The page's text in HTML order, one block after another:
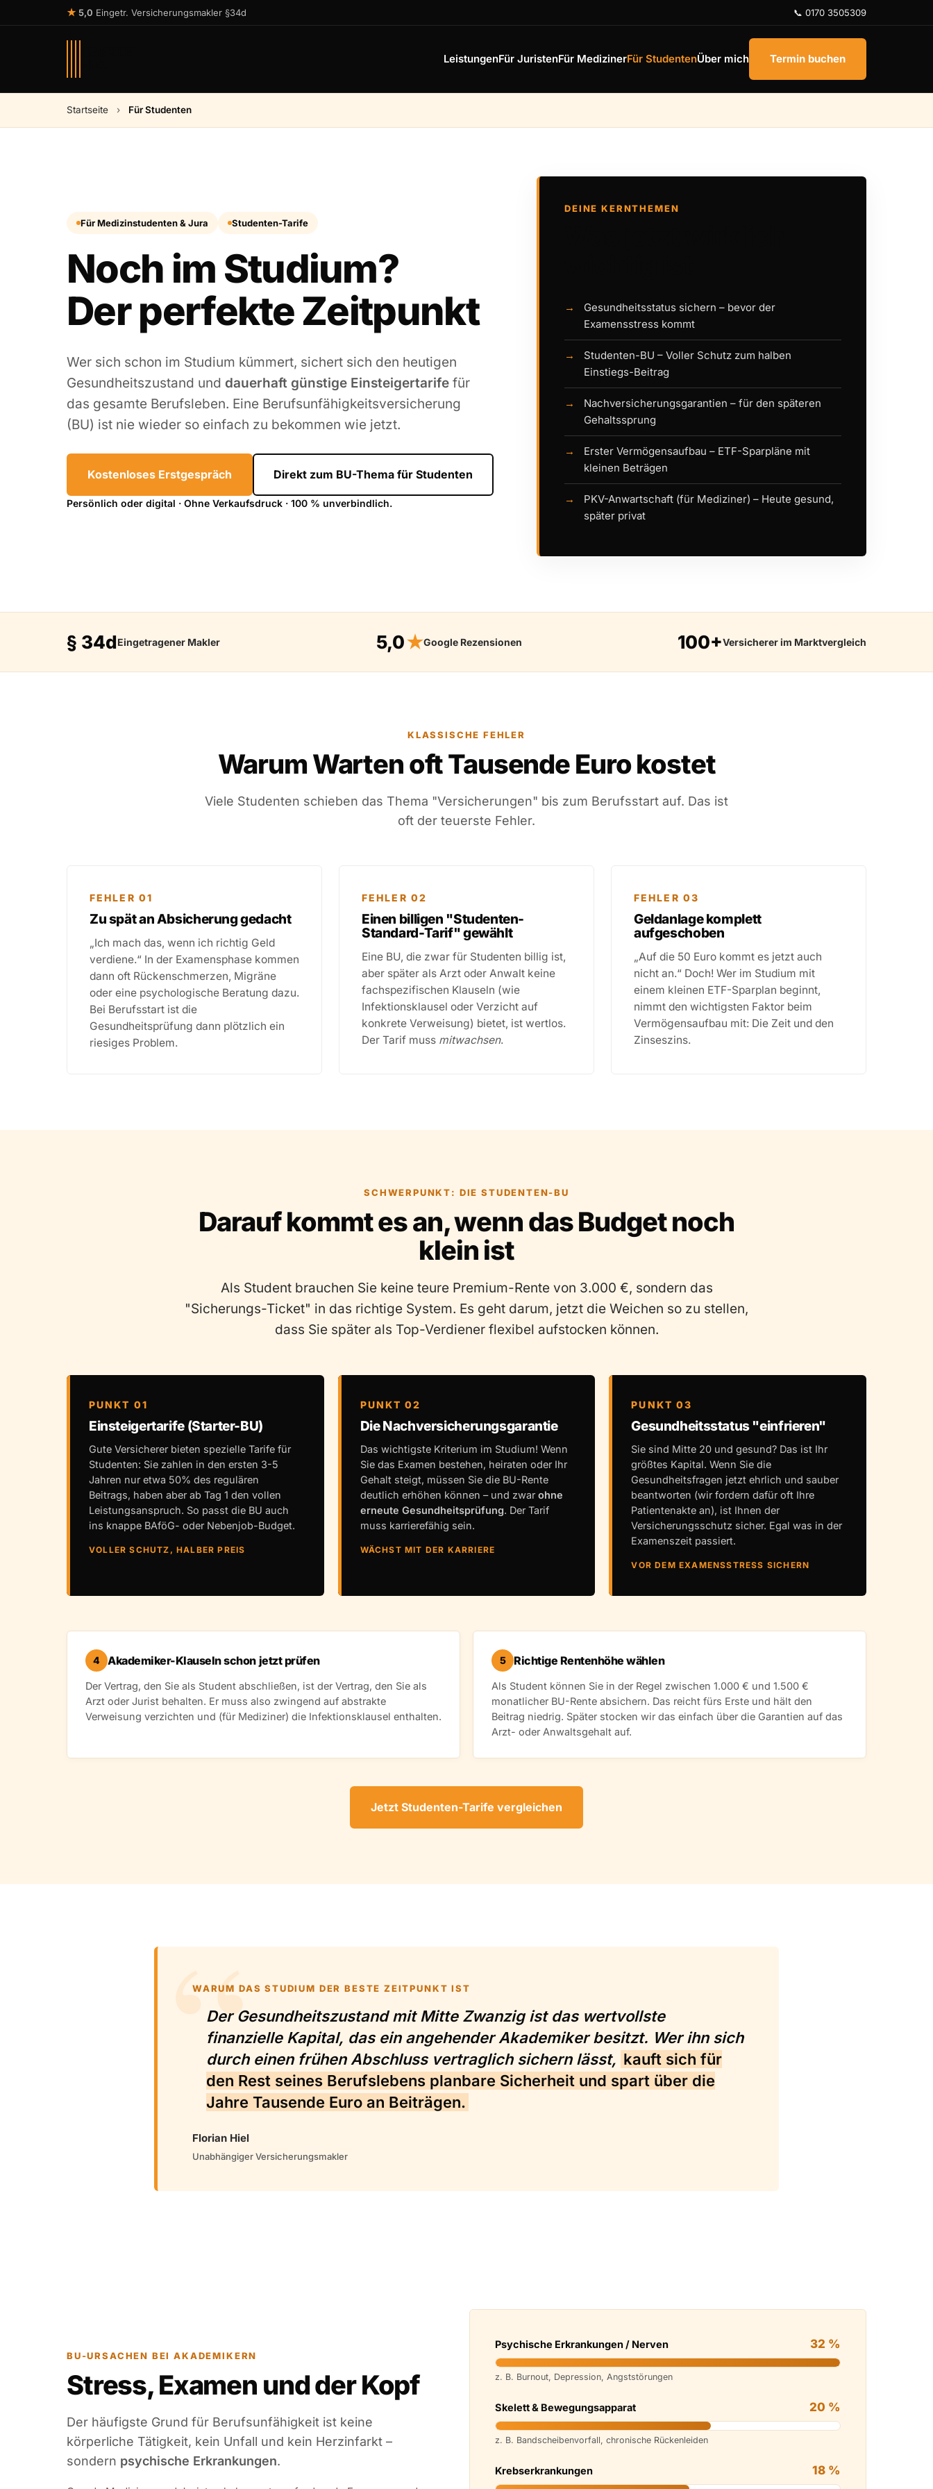
★ 5,0 Eingetr. Versicherungsmakler §34d 📞 0170 3505309
LeistungenFür JuristenFür MedizinerFür StudentenÜber mich Termin buchen
Startseite › Für Studenten
Für Medizinstudenten & Jura Studenten-Tarife
Noch im Studium?
Der perfekte Zeitpunkt
Wer sich schon im Studium kümmert, sichert sich den heutigen
Gesundheitszustand und dauerhaft günstige Einsteigertarife für
das gesamte Berufsleben. Eine Berufsunfähigkeitsversicherung
(BU) ist nie wieder so einfach zu bekommen wie jetzt.
Kostenloses Erstgespräch Direkt zum BU-Thema für Studenten
Persönlich oder digital · Ohne Verkaufsdruck · 100 % unverbindlich.
DEINE KERNTHEMEN
Gesundheitsstatus sichern – bevor der
Examensstress kommt
Studenten-BU – Voller Schutz zum halben
Einstiegs-Beitrag
Nachversicherungsgarantien – für den späteren
Gehaltssprung
Erster Vermögensaufbau – ETF-Sparpläne mit
kleinen Beträgen
PKV-Anwartschaft (für Mediziner) – Heute gesund,
später privat
§ 34dEingetragener Makler 5,0★Google Rezensionen 100+Versicherer im Marktvergleich
KLASSISCHE FEHLER
Warum Warten oft Tausende Euro kostet
Viele Studenten schieben das Thema "Versicherungen" bis zum Berufsstart auf. Das ist
oft der teuerste Fehler.
FEHLER 01
Zu spät an Absicherung gedacht
„Ich mach das, wenn ich richtig Geld
verdiene.“ In der Examensphase kommen
dann oft Rückenschmerzen, Migräne
oder eine psychologische Beratung dazu.
Bei Berufsstart ist die
Gesundheitsprüfung dann plötzlich ein
riesiges Problem.
FEHLER 02
Einen billigen "Studenten-
Standard-Tarif" gewählt
Eine BU, die zwar für Studenten billig ist,
aber später als Arzt oder Anwalt keine
fachspezifischen Klauseln (wie
Infektionsklausel oder Verzicht auf
konkrete Verweisung) bietet, ist wertlos.
Der Tarif muss mitwachsen.
FEHLER 03
Geldanlage komplett
aufgeschoben
„Auf die 50 Euro kommt es jetzt auch
nicht an.“ Doch! Wer im Studium mit
einem kleinen ETF-Sparplan beginnt,
nimmt den wichtigsten Faktor beim
Vermögensaufbau mit: Die Zeit und den
Zinseszins.
SCHWERPUNKT: DIE STUDENTEN-BU
Darauf kommt es an, wenn das Budget noch
klein ist
Als Student brauchen Sie keine teure Premium-Rente von 3.000 €, sondern das
"Sicherungs-Ticket" in das richtige System. Es geht darum, jetzt die Weichen so zu stellen,
dass Sie später als Top-Verdiener flexibel aufstocken können.
PUNKT 01
Einsteigertarife (Starter-BU)
Gute Versicherer bieten spezielle Tarife für
Studenten: Sie zahlen in den ersten 3-5
Jahren nur etwa 50% des regulären
Beitrags, haben aber ab Tag 1 den vollen
Leistungsanspruch. So passt die BU auch
ins knappe BAföG- oder Nebenjob-Budget.
VOLLER SCHUTZ, HALBER PREIS
PUNKT 02
Die Nachversicherungsgarantie
Das wichtigste Kriterium im Studium! Wenn
Sie das Examen bestehen, heiraten oder Ihr
Gehalt steigt, müssen Sie die BU-Rente
deutlich erhöhen können – und zwarohne
erneute Gesundheitsprüfung. Der Tarif
muss karrierefähig sein.
WÄCHST MIT DER KARRIERE
PUNKT 03
Gesundheitsstatus "einfrieren"
Sie sind Mitte 20 und gesund? Das ist Ihr
größtes Kapital. Wenn Sie die
Gesundheitsfragen jetzt ehrlich und sauber
beantworten (wir fordern dafür oft Ihre
Patientenakte an), ist Ihnen der
Versicherungsschutz sicher. Egal was in der
Examenszeit passiert.
VOR DEM EXAMENSSTRESS SICHERN
4 Akademiker-Klauseln schon jetzt prüfen
Der Vertrag, den Sie als Student abschließen, ist der Vertrag, den Sie als
Arzt oder Jurist behalten. Er muss also zwingend auf abstrakte
Verweisung verzichten und (für Mediziner) die Infektionsklausel enthalten.
5 Richtige Rentenhöhe wählen
Als Student können Sie in der Regel zwischen 1.000 € und 1.500 €
monatlicher BU-Rente absichern. Das reicht fürs Erste und hält den
Beitrag niedrig. Später stocken wir das einfach über die Garantien auf das
Arzt- oder Anwaltsgehalt auf.
Jetzt Studenten-Tarife vergleichen
WARUM DAS STUDIUM DER BESTE ZEITPUNKT IST
Der Gesundheitszustand mit Mitte Zwanzig ist das wertvollste
finanzielle Kapital, das ein angehender Akademiker besitzt. Wer ihn sich
durch einen frühen Abschluss vertraglich sichern lässt, kauft sich für
den Rest seines Berufslebens planbare Sicherheit und spart über die
Jahre Tausende Euro an Beiträgen.
Florian Hiel
Unabhängiger Versicherungsmakler
BU-URSACHEN BEI AKADEMIKERN
Stress, Examen und der Kopf
Der häufigste Grund für Berufsunfähigkeit ist keine
körperliche Tätigkeit, kein Unfall und kein Herzinfarkt –
sondern psychische Erkrankungen.
Psychische Erkrankungen / Nerven 32 %
z. B. Burnout, Depression, Angststörungen
Skelett & Bewegungsapparat 20 %
z. B. Bandscheibenvorfall, chronische Rückenleiden
Krebserkrankungen 18 %